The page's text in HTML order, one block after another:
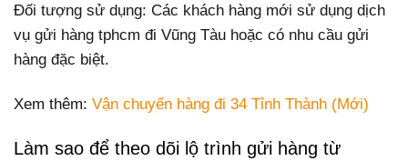
Đối tượng sử dụng: Các khách hàng mới sử dụng dịch
vụ gửi hàng tphcm đi Vũng Tàu hoặc có nhu cầu gửi
hàng đặc biệt.
Xem thêm: Vận chuyển hàng đi 34 Tỉnh Thành (Mới)
Làm sao để theo dõi lộ trình gửi hàng từ